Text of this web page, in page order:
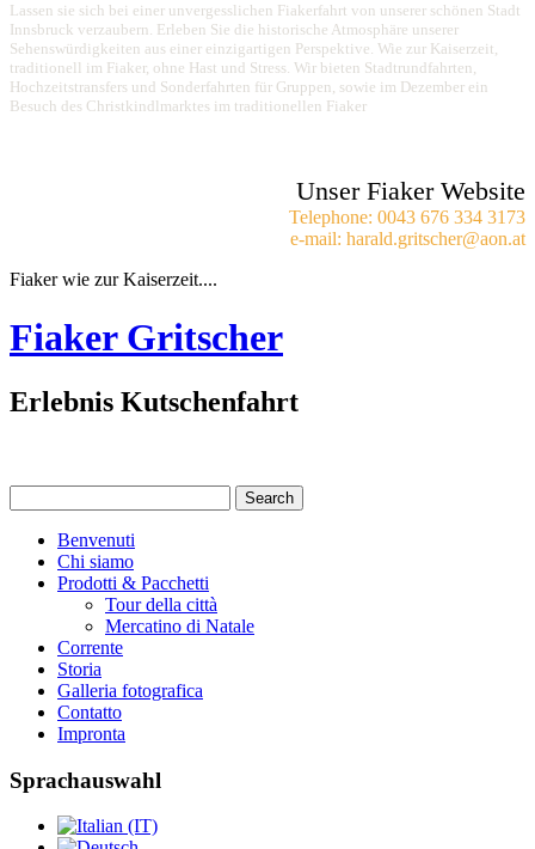
Lassen sie sich bei einer unvergesslichen Fiakerfahrt von unserer schönen Stadt
Innsbruck verzaubern. Erleben Sie die historische Atmosphäre unserer
Sehenswürdigkeiten aus einer einzigartigen Perspektive. Wie zur Kaiserzeit,
traditionell im Fiaker, ohne Hast und Stress. Wir bieten Stadtrundfahrten,
Hochzeitstransfers und Sonderfahrten für Gruppen, sowie im Dezember ein
Besuch des Christkindlmarktes im traditionellen Fiaker
Unser Fiaker Website
Telephone: 0043 676 334 3173
e-mail: harald.gritscher@aon.at
Fiaker wie zur Kaiserzeit....
Fiaker Gritscher
Erlebnis Kutschenfahrt
Benvenuti
Chi siamo
Prodotti & Pacchetti
Tour della città
Mercatino di Natale
Corrente
Storia
Galleria fotografica
Contatto
Impronta
Sprachauswahl